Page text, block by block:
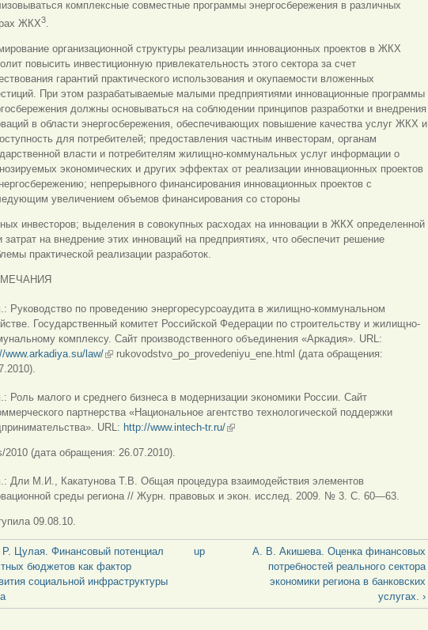
комплексные совместные программы энергосбережения в различных
ЖКХ3.
организационной структуры реализации инновационных проектов в ЖКХ
повысить инвестиционную привлекательность этого сектора за счет
гарантий практического использования и окупаемости вложенных
При этом разрабатываемые малыми предприятиями инновационные программы
должны основываться на соблюдении принципов разработки и внедрения
в области энергосбережения, обеспечивающих повышение качества услуг ЖКХ и
для потребителей; предоставления частным инвесторам, органам
власти и потребителям жилищно-коммунальных услуг информации о
экономических и других эффектах от реализации инновационных проектов
непрерывного финансирования инновационных проектов с
увеличением объемов финансирования со стороны
инвесторов; выделения в совокупных расходах на инновации в ЖКХ определенной
затрат на внедрение этих инноваций на предприятиях, что обеспечит решение
практической реализации разработок.
Руководство по проведению энергоресурсоаудита в жилищно-коммунальном
Государственный комитет Российской Федерации по строительству и жилищно-
комплексу. Сайт производственного объединения «Аркадия». URL:
www.arkadiya.su/law/(link is external)
rukovodstvo_po_provedeniyu_ene.html (дата обращения:
Роль малого и среднего бизнеса в модернизации экономики России. Сайт
партнерства «Национальное агентство технологической поддержки
URL: http://www.intech-tr.ru/(link is external)
2010 (дата обращения: 26.07.2010).
Дли М.И., Какатунова Т.В. Общая процедура взаимодействия элементов
среды региона // Журн. правовых и экон. исслед. 2009. № 3. С. 60—63.
09.08.10.
Р. Цулая. Финансовый потенциал
бюджетов как фактор
социальной инфраструктуры
up
А. В. Акишева. Оценка финансовых
потребностей реального сектора
экономики региона в банковских
услугах. ›